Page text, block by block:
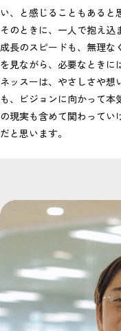
い、と感じることもあると
そのときに、一人で抱え込
成長のスピードも、無理な
を見ながら、必要なときに
ネッスーは、やさしさや想
も、ビジョンに向かって本
の現実も含めて関わってい
だと思います。